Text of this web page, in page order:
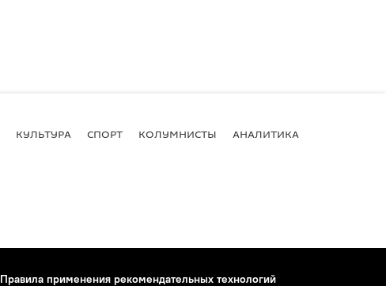
КУЛЬТУРА СПОРТ КОЛУМНИСТЫ АНАЛИТИКА
Правила применения рекомендательных технологий